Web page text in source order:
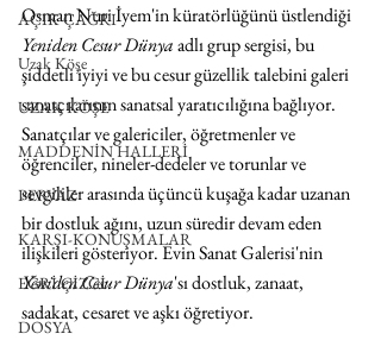
AÇIK ÇAĞRI
Uzak Köşe
UZAK KÖŞE
MADDENİN HALLERİ
PERVAZ
KARŞI-KONUŞMALAR
EĞRİ ÇİZGİ
DOSYA
Osman Nuri İyem'in küratörlüğünü üstlendiği
Yeniden Cesur Dünya adlı grup sergisi, bu
şiddetli iyiyi ve bu cesur güzellik talebini galeri
sanatçılarının sanatsal yaratıcılığına bağlıyor.
Sanatçılar ve galericiler, öğretmenler ve
öğrenciler, nineler-dedeler ve torunlar ve
sevgililer arasında üçüncü kuşağa kadar uzanan
bir dostluk ağını, uzun süredir devam eden
ilişkileri gösteriyor. Evin Sanat Galerisi'nin
Yeniden Cesur Dünya'sıdostluk, zanaat,
sadakat, cesaret ve aşkı öğretiyor.